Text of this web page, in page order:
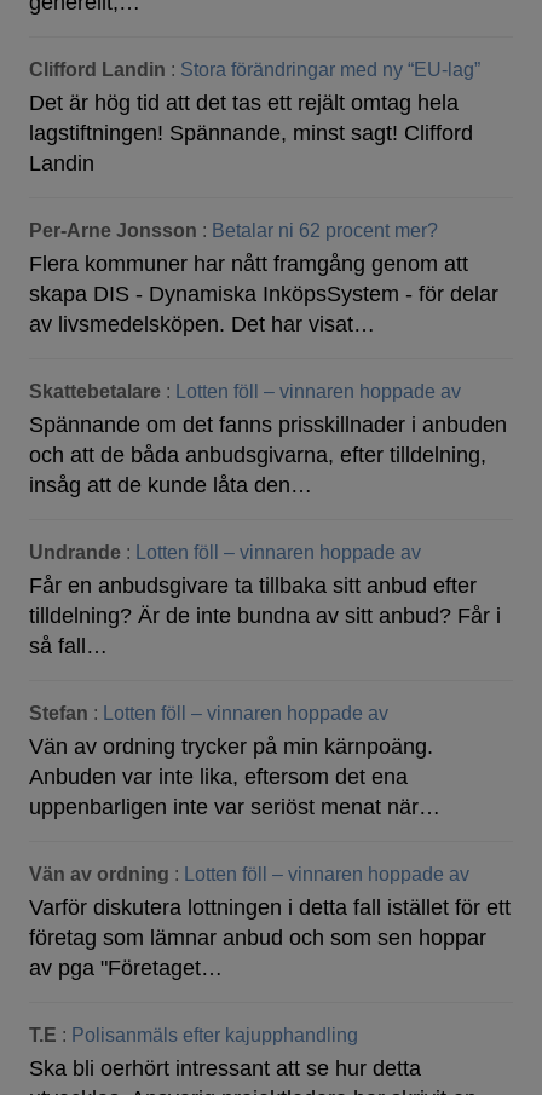
Clifford Landin : Stora förändringar med ny “EU-lag”
Det är hög tid att det tas ett rejält omtag hela
lagstiftningen! Spännande, minst sagt! Clifford
Landin
Per-Arne Jonsson : Betalar ni 62 procent mer?
Flera kommuner har nått framgång genom att
skapa DIS - Dynamiska InköpsSystem - för delar
av livsmedelsköpen. Det har visat…
Skattebetalare : Lotten föll – vinnaren hoppade av
Spännande om det fanns prisskillnader i anbuden
och att de båda anbudsgivarna, efter tilldelning,
insåg att de kunde låta den…
Undrande : Lotten föll – vinnaren hoppade av
Får en anbudsgivare ta tillbaka sitt anbud efter
tilldelning? Är de inte bundna av sitt anbud? Får i
så fall…
Stefan : Lotten föll – vinnaren hoppade av
Vän av ordning trycker på min kärnpoäng.
Anbuden var inte lika, eftersom det ena
uppenbarligen inte var seriöst menat när…
Vän av ordning : Lotten föll – vinnaren hoppade av
Varför diskutera lottningen i detta fall istället för ett
företag som lämnar anbud och som sen hoppar
av pga "Företaget…
T.E : Polisanmäls efter kajupphandling
Ska bli oerhört intressant att se hur detta